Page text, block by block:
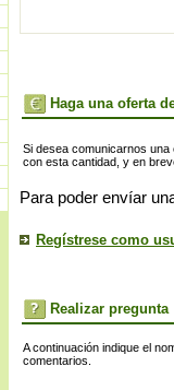
Haga una oferta
Si desea comunicarnos
con esta cantidad, y en
Para poder envíar
Regístrese como
Realizar pregunta
A continuación indique el
comentarios.